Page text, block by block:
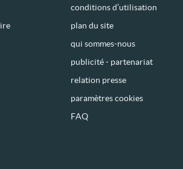
conditions d’utilisation
plan du site
qui sommes-nous
publicité - partenariat
relation presse
paramètres cookies
FAQ